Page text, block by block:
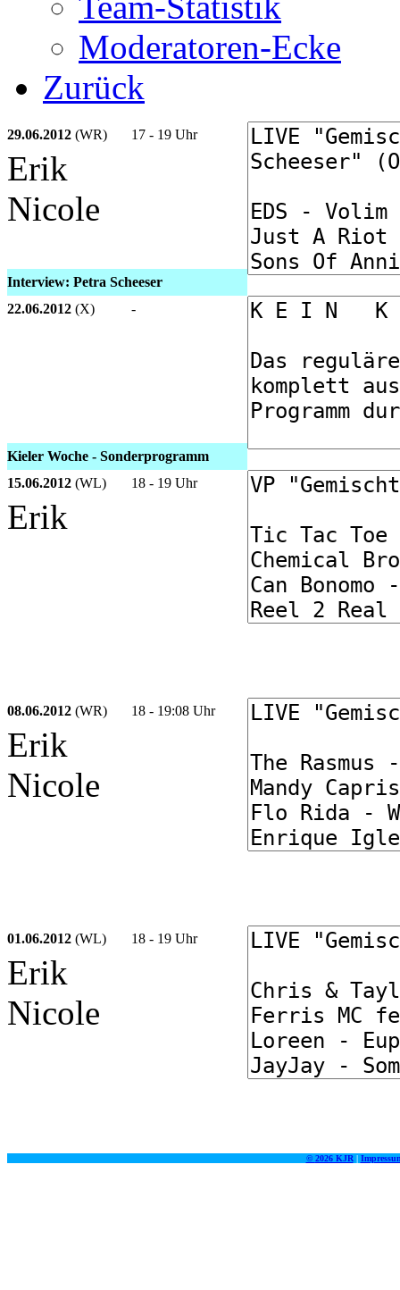
Moderatoren-Ecke
Zurück
29.06.2012 (WR) 17 - 19 Uhr
Erik
Nicole
Interview: Petra Scheeser
22.06.2012 (X) -
Kieler Woche - Sonderprogramm
15.06.2012 (WL) 18 - 19 Uhr
Erik
08.06.2012 (WR) 18 - 19:08 Uhr
Erik
Nicole
01.06.2012 (WL) 18 - 19 Uhr
Erik
Nicole
©2026 KJR |